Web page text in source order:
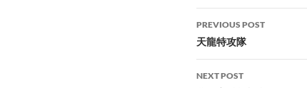
Post
navigation
PREVIOUS POST
天龍特攻隊
NEXT POST